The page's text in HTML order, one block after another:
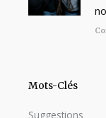
Mots-Clés
Suggestions